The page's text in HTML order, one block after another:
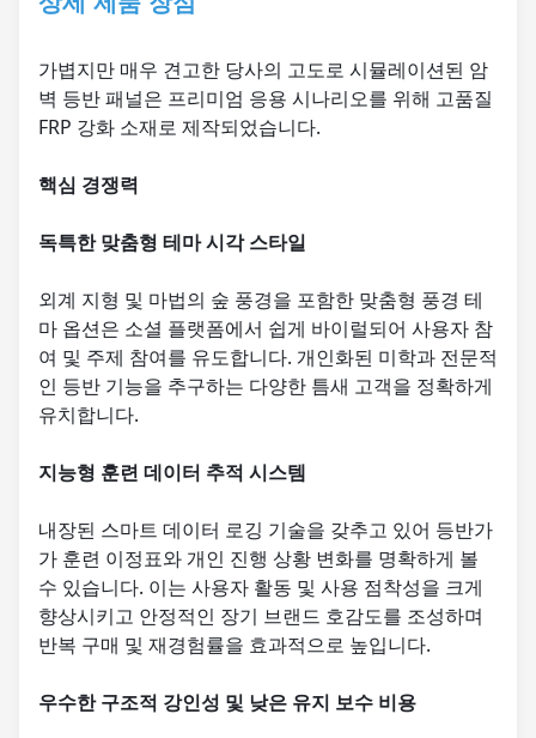
가볍지만 매우 견고한 당사의 고도로 시뮬레이션된 암
벽 등반 패널은 프리미엄 응용 시나리오를 위해 고품질
FRP 강화 소재로 제작되었습니다.
핵심 경쟁력
독특한 맞춤형 테마 시각 스타일
외계 지형 및 마법의 숲 풍경을 포함한 맞춤형 풍경 테
마 옵션은 소셜 플랫폼에서 쉽게 바이럴되어 사용자 참
여 및 주제 참여를 유도합니다. 개인화된 미학과 전문적
인 등반 기능을 추구하는 다양한 틈새 고객을 정확하게
유치합니다.
지능형 훈련 데이터 추적 시스템
내장된 스마트 데이터 로깅 기술을 갖추고 있어 등반가
가 훈련 이정표와 개인 진행 상황 변화를 명확하게 볼
수 있습니다. 이는 사용자 활동 및 사용 점착성을 크게
향상시키고 안정적인 장기 브랜드 호감도를 조성하며
반복 구매 및 재경험률을 효과적으로 높입니다.
우수한 구조적 강인성 및 낮은 유지 보수 비용